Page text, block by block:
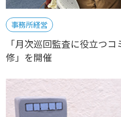
事務所経営
「月次巡回監査に役立つ
修」を開催